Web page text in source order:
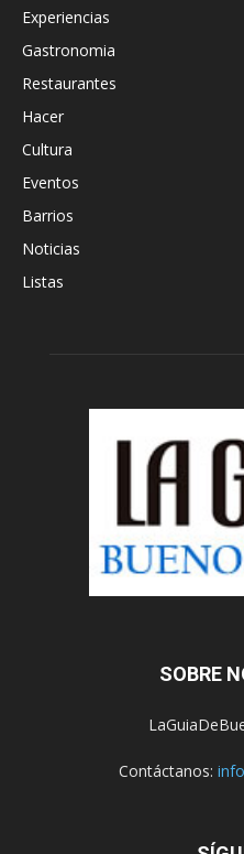
Experiencias
Gastronomia
Restaurantes
Hacer
Cultura
Eventos
Barrios
Noticias
Listas
SOBRE
Contáctanos: